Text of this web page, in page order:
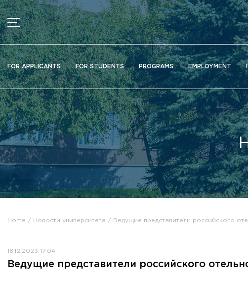
FOR APPLICANTS FOR STUDENTS PROGRAMS EMPLOYMENT
MENU
News
Ads
Documents
Information about educational organization
Officially about admission
Scientific activity
Higher schools / Institutes / Departments
Additional education
Федеральный ресурсный центр
Вакантные места для приема (перевода)
Housing and utilities
Визово-регистрационное сопровождение иностранных граждан
Home Новости университета Ведущие представители российского
18.12.2023 17:04
Ведущие представители российского